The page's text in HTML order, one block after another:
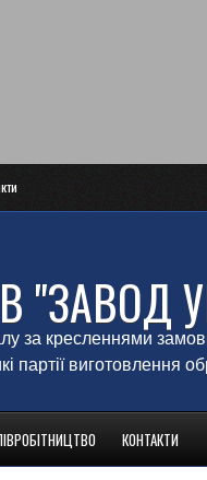
"ЗАВОД
за кресленнями
партії виготовлення
КОНТАКТИ